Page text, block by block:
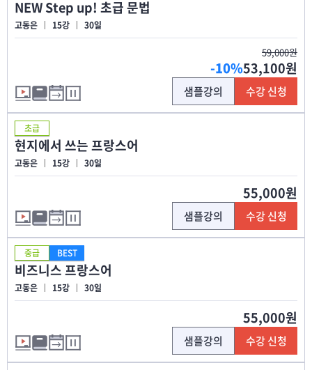
NEW Step up! 초급 문법
고동은 15강 30일
59,000원
-10%53,100원
샘플강의 수강 신청
초급
현지에서 쓰는 프랑스어
고동은 15강 30일
55,000원
샘플강의 수강 신청
중급 BEST
비즈니스 프랑스어
고동은 15강 30일
55,000원
샘플강의 수강 신청